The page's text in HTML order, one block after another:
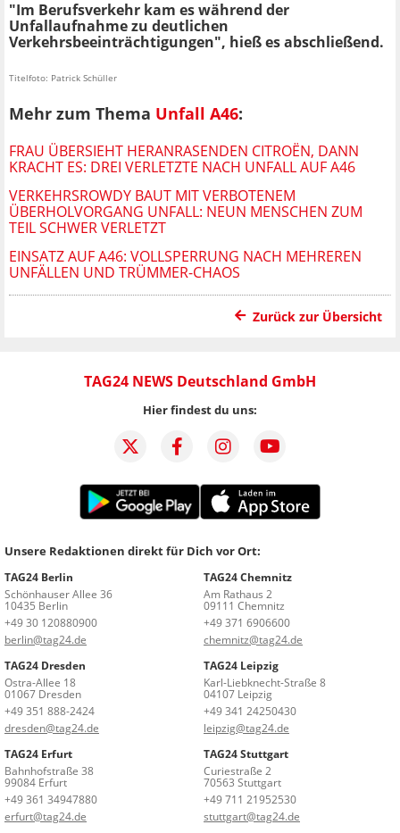
"Im Berufsverkehr kam es während der
Unfallaufnahme zu deutlichen
Verkehrsbeeinträchtigungen", hieß es abschließend.
Titelfoto: Patrick Schüller
Mehr zum Thema Unfall A46:
FRAU ÜBERSIEHT HERANRASENDEN CITROËN, DANN
KRACHT ES: DREI VERLETZTE NACH UNFALL AUF A46
VERKEHRSROWDY BAUT MIT VERBOTENEM
ÜBERHOLVORGANG UNFALL: NEUN MENSCHEN ZUM
TEIL SCHWER VERLETZT
EINSATZ AUF A46: VOLLSPERRUNG NACH MEHREREN
UNFÄLLEN UND TRÜMMER-CHAOS
Zurück zur Übersicht
TAG24 NEWS Deutschland GmbH
Hier findest du uns:
Unsere Redaktionen direkt für Dich vor Ort:
TAG24 Berlin
Schönhauser Allee 36
10435 Berlin
+49 30 120880900
berlin@tag24.de
TAG24 Chemnitz
Am Rathaus 2
09111 Chemnitz
+49 371 6906600
chemnitz@tag24.de
TAG24 Dresden
Ostra-Allee 18
01067 Dresden
+49 351 888-2424
dresden@tag24.de
TAG24 Leipzig
Karl-Liebknecht-Straße 8
04107 Leipzig
+49 341 24250430
leipzig@tag24.de
TAG24 Erfurt
Bahnhofstraße 38
99084 Erfurt
+49 361 34947880
erfurt@tag24.de
TAG24 Stuttgart
Curiestraße 2
70563 Stuttgart
+49 711 21952530
stuttgart@tag24.de